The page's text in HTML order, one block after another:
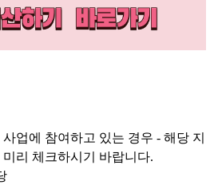
업에 참여하고 있는 경우 - 해당 지
리 체크하시기 바랍니다.